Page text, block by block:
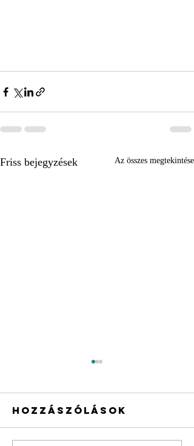
Friss bejegyzések Az összes megtekintése
Hozzászólások